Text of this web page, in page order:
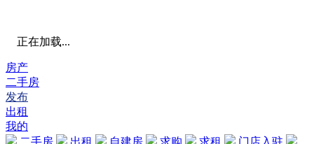
正在加载...
房产
二手房
发布
出租
我的
二手房
出租 自建房 求购 求租 门店入驻